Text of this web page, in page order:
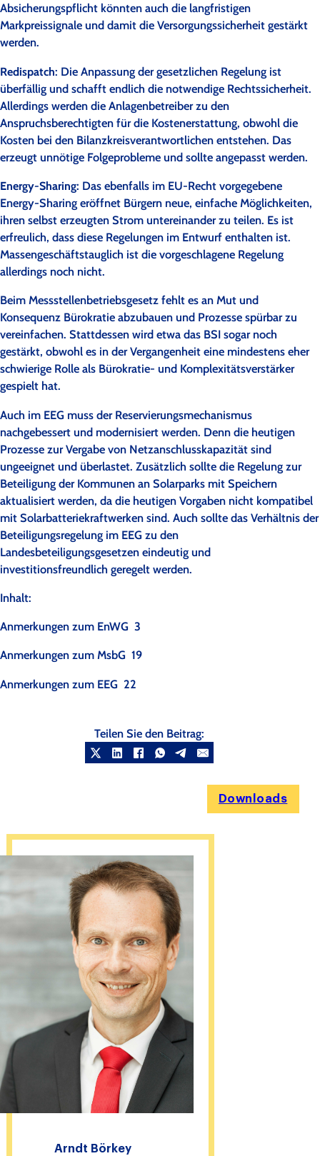
Absicherungspflicht könnten auch die langfristigen
Markpreissignale und damit die Versorgungssicherheit gestärkt
werden.
Redispatch: Die Anpassung der gesetzlichen Regelung ist
überfällig und schafft endlich die notwendige Rechtssicherheit.
Allerdings werden die Anlagenbetreiber zu den
Anspruchsberechtigten für die Kostenerstattung, obwohl die
Kosten bei den Bilanzkreisverantwortlichen entstehen. Das
erzeugt unnötige Folgeprobleme und sollte angepasst werden.
Energy-Sharing: Das ebenfalls im EU-Recht vorgegebene
Energy-Sharing eröffnet Bürgern neue, einfache Möglichkeiten,
ihren selbst erzeugten Strom untereinander zu teilen. Es ist
erfreulich, dass diese Regelungen im Entwurf enthalten ist.
Massengeschäftstauglich ist die vorgeschlagene Regelung
allerdings noch nicht.
Beim Messstellenbetriebsgesetz fehlt es an Mut und
Konsequenz Bürokratie abzubauen und Prozesse spürbar zu
vereinfachen. Stattdessen wird etwa das BSI sogar noch
gestärkt, obwohl es in der Vergangenheit eine mindestens eher
schwierige Rolle als Bürokratie- und Komplexitätsverstärker
gespielt hat.
Auch im EEG muss der Reservierungsmechanismus
nachgebessert und modernisiert werden. Denn die heutigen
Prozesse zur Vergabe von Netzanschlusskapazität sind
ungeeignet und überlastet. Zusätzlich sollte die Regelung zur
Beteiligung der Kommunen an Solarparks mit Speichern
aktualisiert werden, da die heutigen Vorgaben nicht kompatibel
mit Solarbatteriekraftwerken sind. Auch sollte das Verhältnis der
Beteiligungsregelung im EEG zu den
Landesbeteiligungsgesetzen eindeutig und
investitionsfreundlich geregelt werden.
Inhalt:
Anmerkungen zum EnWG 3
Anmerkungen zum MsbG 19
Anmerkungen zum EEG 22
Teilen Sie den Beitrag:
Downloads
Arndt Börkey